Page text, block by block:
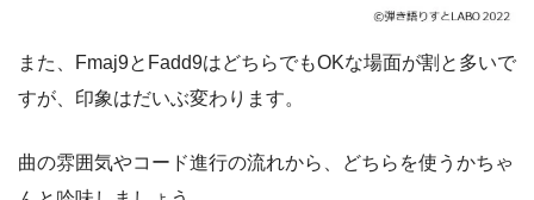
また、Fmaj9とFadd9はどちらでもOKな場面が割と多いで
すが、印象はだいぶ変わります。
曲の雰囲気やコード進行の流れから、どちらを使うかちゃ